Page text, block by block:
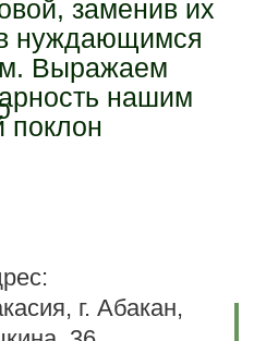
заменив их
нуждающимся
Выражаем
нашим
поклон
г. Абакан,